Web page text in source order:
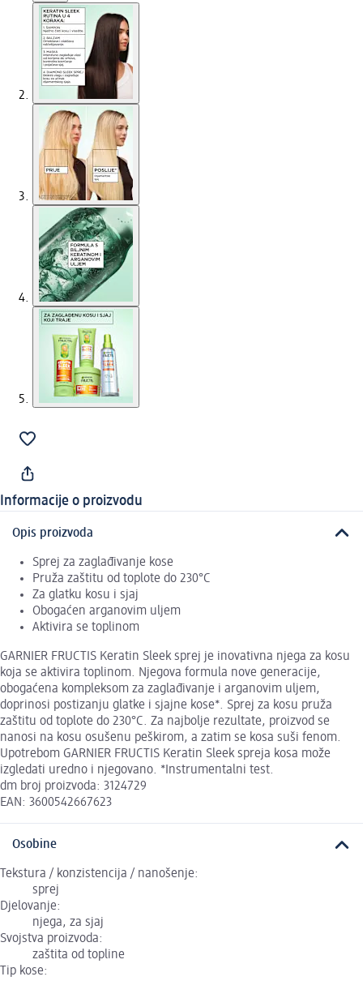
Informacije o proizvodu
Opis proizvoda
Sprej za zaglađivanje kose
Pruža zaštitu od toplote do 230°C
Za glatku kosu i sjaj
Obogaćen arganovim uljem
Aktivira se toplinom
GARNIER FRUCTIS Keratin Sleek sprej je inovativna njega za kosu
koja se aktivira toplinom. Njegova formula nove generacije,
obogaćena kompleksom za zaglađivanje i arganovim uljem,
doprinosi postizanju glatke i sjajne kose*. Sprej za kosu pruža
zaštitu od toplote do 230°C. Za najbolje rezultate, proizvod se
nanosi na kosu osušenu peškirom, a zatim se kosa suši fenom.
Upotrebom GARNIER FRUCTIS Keratin Sleek spreja kosa može
izgledati uredno i njegovano. *Instrumentalni test.
dm broj proizvoda: 3124729
EAN: 3600542667623
Osobine
Tekstura / konzistencija / nanošenje:
sprej
Djelovanje:
njega, za sjaj
Svojstva proizvoda:
zaštita od topline
Tip kose: